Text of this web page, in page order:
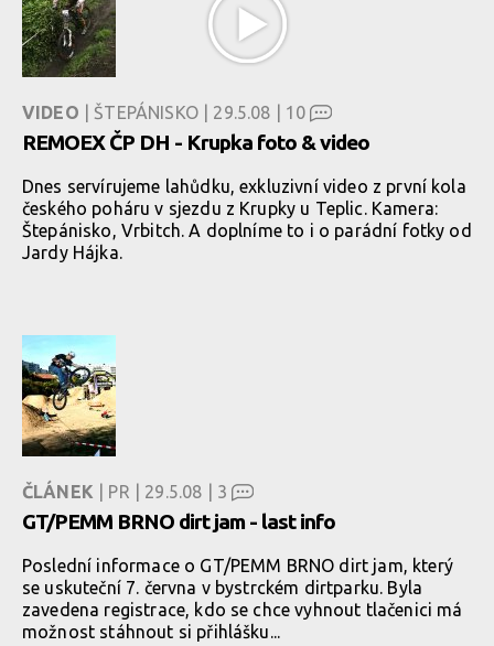
VIDEO | ŠTEPÁNISKO | 29.5.08 | 10
REMOEX ČP DH - Krupka foto & video
Dnes servírujeme lahůdku, exkluzivní video z první kola
českého poháru v sjezdu z Krupky u Teplic. Kamera:
Štepánisko, Vrbitch. A doplníme to i o parádní fotky od
Jardy Hájka.
ČLÁNEK | PR | 29.5.08 | 3
GT/PEMM BRNO dirt jam - last info
Poslední informace o GT/PEMM BRNO dirt jam, který
se uskuteční 7. června v bystrckém dirtparku. Byla
zavedena registrace, kdo se chce vyhnout tlačenici má
možnost stáhnout si přihlášku...